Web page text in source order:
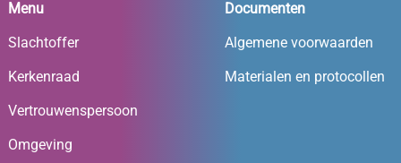
Menu
Slachtoffer
Kerkenraad
Vertrouwenspersoon
Omgeving
Documenten
Algemene voorwaarden
Materialen en protocollen